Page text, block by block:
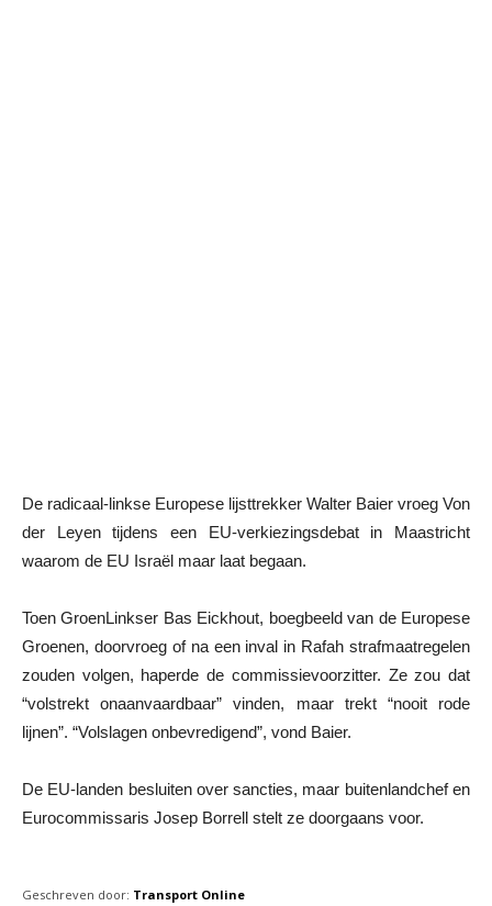
De radicaal-linkse Europese lijsttrekker Walter Baier vroeg Von
der Leyen tijdens een EU-verkiezingsdebat in Maastricht
waarom de EU Israël maar laat begaan.
Toen GroenLinkser Bas Eickhout, boegbeeld van de Europese
Groenen, doorvroeg of na een inval in Rafah strafmaatregelen
zouden volgen, haperde de commissievoorzitter. Ze zou dat
“volstrekt onaanvaardbaar” vinden, maar trekt “nooit rode
lijnen”. “Volslagen onbevredigend”, vond Baier.
De EU-landen besluiten over sancties, maar buitenlandchef en
Eurocommissaris Josep Borrell stelt ze doorgaans voor.
Geschreven door: Transport Online